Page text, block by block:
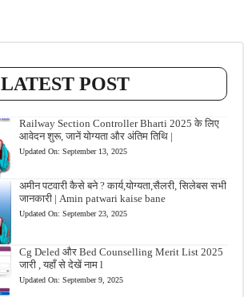
LATEST POST
Railway Section Controller Bharti 2025 के लिए
आवेदन शुरू, जानें योग्यता और अंतिम तिथि |
Updated On: September 13, 2025
अमीन पटवारी कैसे बने ? कार्य,योग्यता,सैलरी, सिलेबस सभी
जानकारी | Amin patwari kaise bane
Updated On: September 23, 2025
Cg Deled और Bed Counselling Merit List 2025
जारी , यहाँ से देखें नाम l
Updated On: September 9, 2025